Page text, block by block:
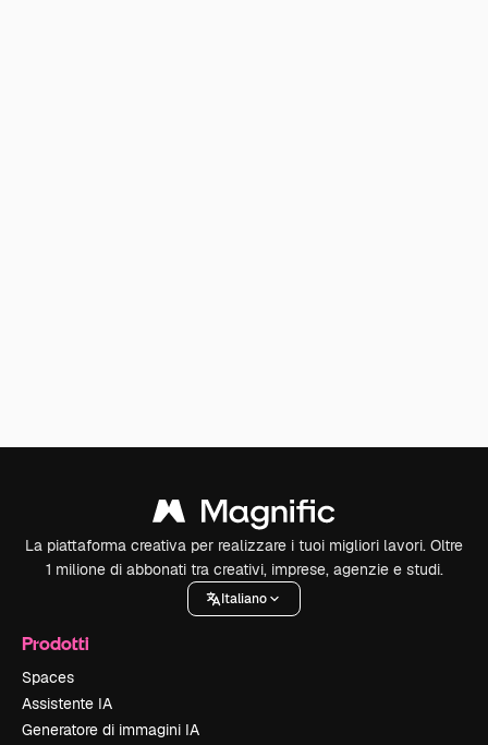
La piattaforma creativa per realizzare i tuoi migliori lavori. Oltre
1 milione di abbonati tra creativi, imprese, agenzie e studi.
Italiano
Prodotti
Spaces
Assistente IA
Generatore di immagini IA